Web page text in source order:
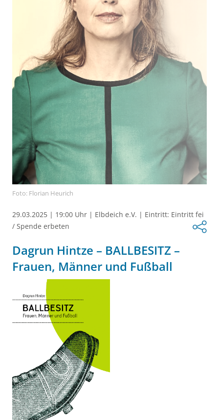
Foto: Florian Heurich
29.03.2025 | 19:00 Uhr | Elbdeich e.V. | Eintritt: Eintritt fei
/ Spende erbeten
Dagrun Hintze – BALLBESITZ –
Frauen, Männer und Fußball